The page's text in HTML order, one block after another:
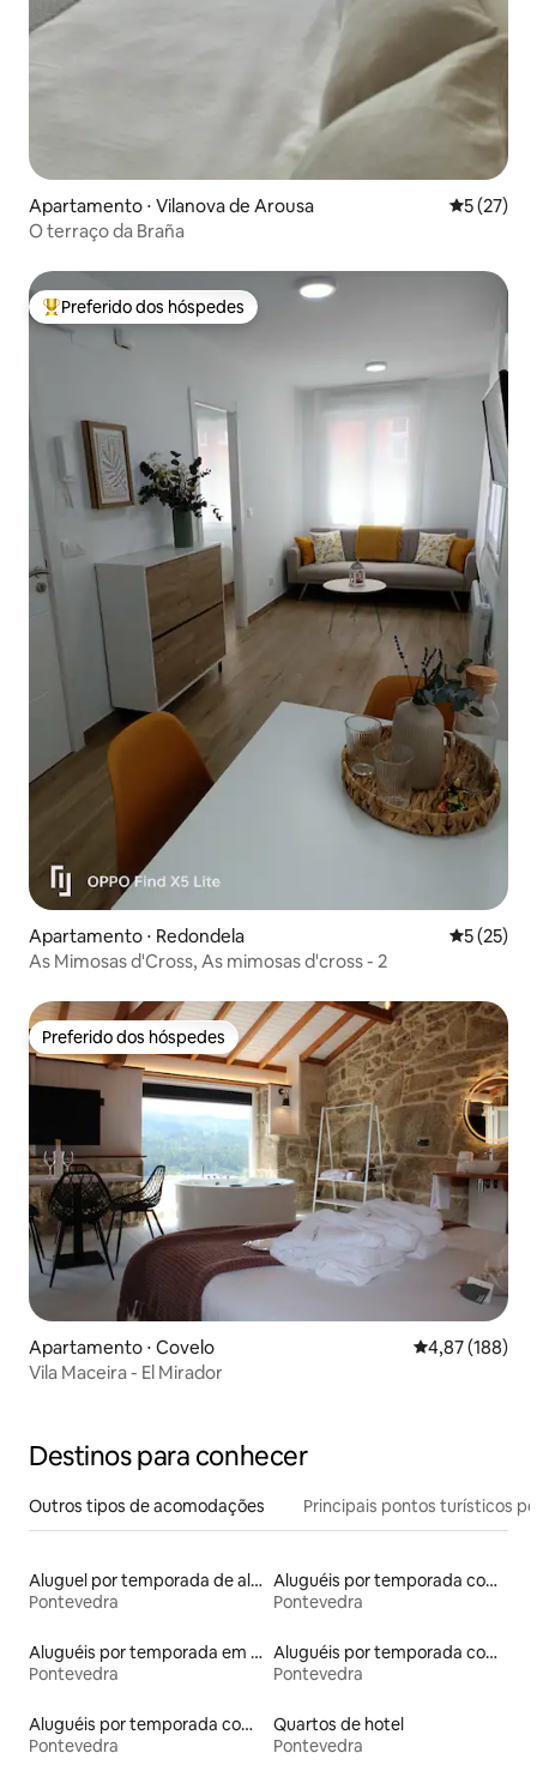
Apartamento ⋅ Vilanova de Arousa 5 de uma
5 (27)
O terraço da Braña
Entre os melhores preferidos dos hóspedes
Preferido dos hóspedes
Apartamento ⋅ Redondela 5 de uma
5 (25)
As Mimosas d'Cross, As mimosas d'cross - 2
Preferido dos hóspedes
Preferido dos hóspedes
Apartamento ⋅ Covelo 4,87 de uma
4,87 (188)
Vila Maceira - El Mirador
Destinos para conhecer
Outros tipos de acomodações Principais pontos turísticos
Aluguel por temporada de alojamentos ecológicos
Pontevedra
Aluguéis por temporada com acesso à praia
Pontevedra
Aluguéis por temporada em albergue
Pontevedra
Aluguéis por temporada com acesso ao lago
Pontevedra
Aluguéis por temporada com café da manhã
Pontevedra
Quartos de hotel
Pontevedra